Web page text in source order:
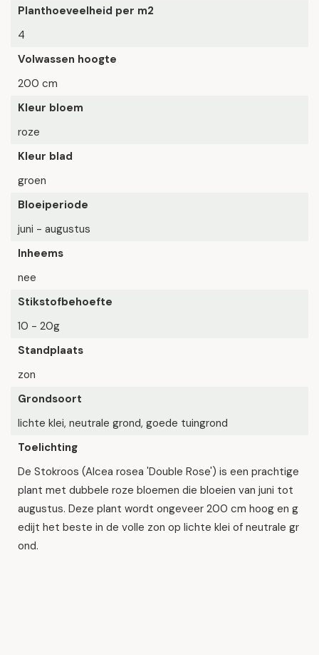
Planthoeveelheid per m2
4
Volwassen hoogte
200 cm
Kleur bloem
roze
Kleur blad
groen
Bloeiperiode
juni - augustus
Inheems
nee
Stikstofbehoefte
10 - 20g
Standplaats
zon
Grondsoort
lichte klei, neutrale grond, goede tuingrond
Toelichting
De Stokroos (Alcea rosea 'Double Rose') is een prachtige
plant met dubbele roze bloemen die bloeien van juni tot
augustus. Deze plant wordt ongeveer 200 cm hoog en g
edijt het beste in de volle zon op lichte klei of neutrale gr
ond.